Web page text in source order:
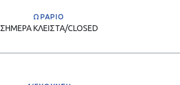
ΩΡΑΡΙΟ
ΣΗΜΕΡΑΚΛΕΙΣΤΑ/CLOSED